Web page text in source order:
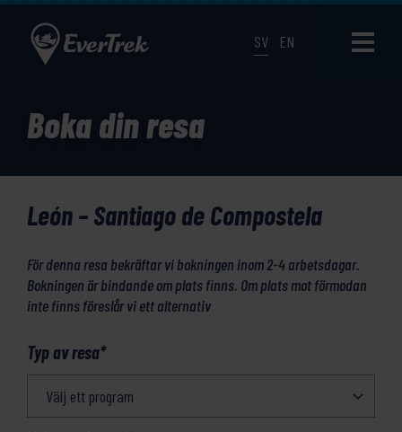
SV EN
Boka din resa
León – Santiago de Compostela
För denna resa bekräftar vi bokningen inom 2-4 arbetsdagar.
Bokningen är bindande om plats finns. Om plats mot förmodan
inte finns föreslår vi ett alternativ
Typ av resa*